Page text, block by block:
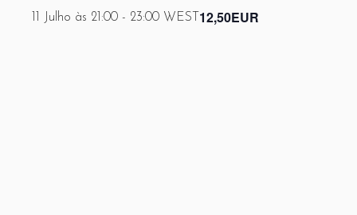
11 Julho às 21:00 - 23:00 WEST 12,50EUR